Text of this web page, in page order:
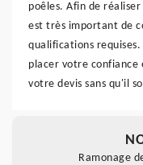
poêles. Afin de
est très important de
qualifications requises.
placer votre confiance
votre devis sans qu'il
Ramonage